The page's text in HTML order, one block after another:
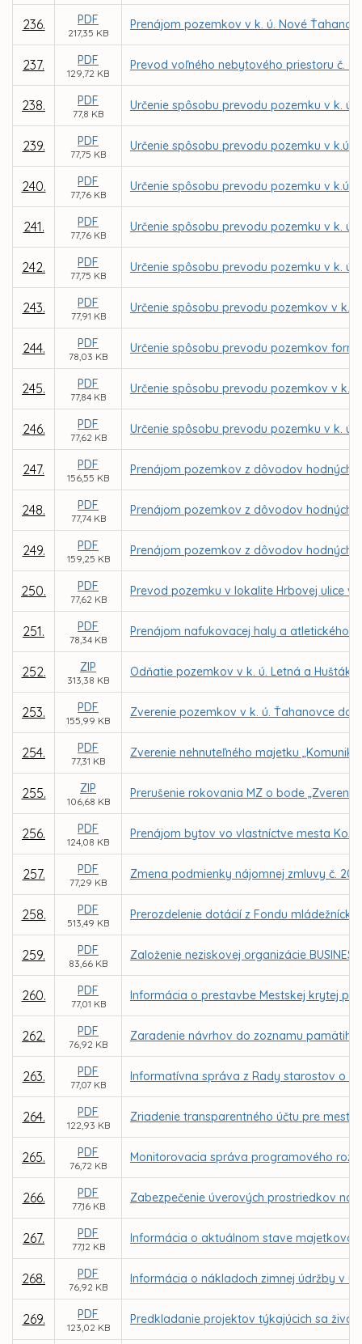
236. PDF
217,35 KB
Prenájom pozemkov v k. ú. Nové
237. PDF
129,72 KB
Prevod voľného nebytového priestoru č. -
238. PDF
77,8 KB
Určenie spôsobu prevodu pozemku v k.
239. PDF
77,75 KB
Určenie spôsobu prevodu pozemku v k.ú.
240. PDF
77,76 KB
Určenie spôsobu prevodu pozemku v k.ú.
241. PDF
77,76 KB
Určenie spôsobu prevodu pozemku v k.
242. PDF
77,75 KB
Určenie spôsobu prevodu pozemku v k.
243. PDF
77,91 KB
Určenie spôsobu prevodu pozemkov v k.
244. PDF
78,03 KB
Určenie spôsobu prevodu pozemkov
245. PDF
77,84 KB
Určenie spôsobu prevodu pozemkov v k.
246. PDF
77,62 KB
Určenie spôsobu prevodu pozemku v k.
247. PDF
156,55 KB
Prenájom pozemkov z dôvodov hodných
248. PDF
77,74 KB
Prenájom pozemkov z dôvodov hodných
249. PDF
159,25 KB
Prenájom pozemkov z dôvodov hodných
250. PDF
77,62 KB
Prevod pozemku v lokalite Hrbovej ulice v
251. PDF
78,34 KB
Prenájom nafukovacej haly a atletického
252. ZIP
313,38 KB
Odňatie pozemkov v k. ú. Letná a
253. PDF
155,99 KB
Zverenie pozemkov v k. ú. Ťahanovce do
254. PDF
77,31 KB
Zverenie nehnuteľného majetku
255. ZIP
106,68 KB
Prerušenie rokovania MZ o bode
256. PDF
124,08 KB
Prenájom bytov vo vlastníctve mesta
257. PDF
77,29 KB
Zmena podmienky nájomnej zmluvy č.
258. PDF
513,49 KB
Prerozdelenie dotácií z Fondu
259. PDF
83,66 KB
Založenie neziskovej organizácie
260. PDF
77,01 KB
Informácia o prestavbe Mestskej krytej
262. PDF
76,92 KB
Zaradenie návrhov do zoznamu
263. PDF
77,07 KB
Informatívna správa z Rady starostov o
264. PDF
122,93 KB
Zriadenie transparentného účtu pre
265. PDF
76,72 KB
Monitorovacia správa programového
266. PDF
77,16 KB
Zabezpečenie úverových prostriedkov na
267. PDF
77,12 KB
Informácia o aktuálnom stave
268. PDF
76,92 KB
Informácia o nákladoch zimnej údržby v
269. PDF
123,02 KB
Predkladanie projektov týkajúcich sa